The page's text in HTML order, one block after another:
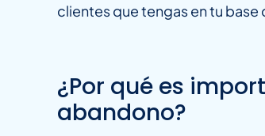
clientes que tengas en tu
¿Por qué es
abandono?